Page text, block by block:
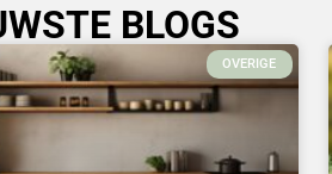
BLOGS
OVERIGE